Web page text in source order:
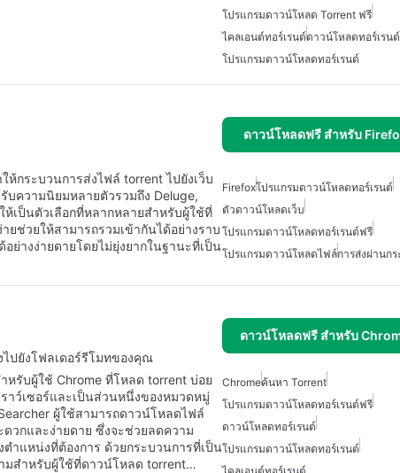
โปรแกรมดาวน์โหลด Torrent ฟรี
ไคลเอนต์ทอร์เรนต์ดาวน์โหลดทอร์เรนต์
โปรแกรมดาวน์โหลดทอร์เรนต์
ดาวน์โหลดฟรี สำหรับ
ห้กระบวนการส่งไฟล์ torrent ไปยังเว็บ
บความนิยมหลายตัวรวมถึง Deluge,
ห้เป็นตัวเลือกที่หลากหลายสำหรับผู้ใช้ที่
ยช่วยให้สามารถรวมเข้ากันได้อย่างราบ
ย่างง่ายดายโดยไม่ยุ่งยากในฐานะที่เป็น
Firefoxโปรแกรมดาวน์โหลดทอร์เรนต์
ตัวดาวน์โหลดเว็บ
โปรแกรมดาวน์โหลดทอร์เรนต์ฟรี
โปรแกรมดาวน์โหลดไฟล์การส่งผ่านก
ไปยังโฟลเดอร์รีโมทของคุณ
ดาวน์โหลดฟรี สำหรับ
หรับผู้ใช้ Chrome ที่โหลด torrent บ่อย
าว์เซอร์และเป็นส่วนหนึ่งของหมวดหมู่
ผู้ใช้สามารถดาวน์โหลดไฟล์
ดวกและง่ายดาย ซึ่งจะช่วยลดความ
ำแหน่งที่ต้องการ ด้วยกระบวนการที่เป็น
มสำหรับผู้ใช้ที่ดาวน์โหลด torrent…
Chromeค้นหา Torrent
โปรแกรมดาวน์โหลดทอร์เรนต์ฟรี
ดาวน์โหลดทอร์เรนต์
โปรแกรมดาวน์โหลดทอร์เรนต์